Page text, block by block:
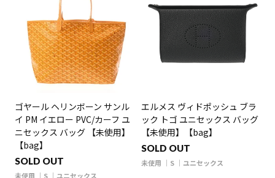
ゴヤール ヘリンボーン サンル
イ PM イエロー PVC/カーフ ユ
ニセックス バッグ 【未使用】
【bag】
SOLD OUT
未使用 S ユニセックス
エルメス ヴィドポッシュ ブラ
ック トゴ ユニセックス バッグ
【未使用】【bag】
SOLD OUT
未使用 S ユニセックス